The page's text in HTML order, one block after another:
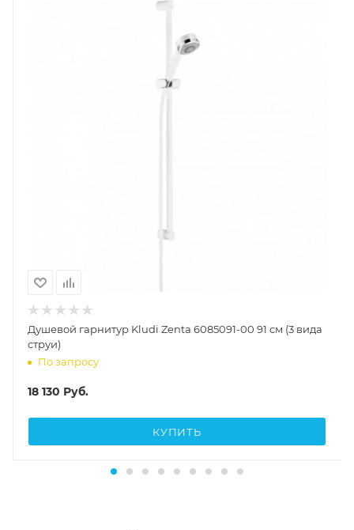
Душевой гарнитур Kludi Zenta 6085091-00 91 см (3 вида
струи)
По запросу
18 130 Руб.
КУПИТЬ